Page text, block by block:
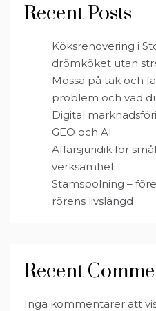
Recent Posts
Köksrenovering i
drömköket utan
Mossa på tak och
problem och vad
Digital
GEO och AI
Affärsjuridik för
verksamhet
Stamspolning –
rörens livslängd
Recent
Inga kommentarer att